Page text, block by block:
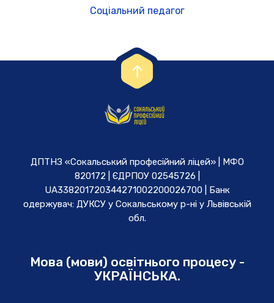
Соціальний педагог
ДПТНЗ «Сокальський професійний ліцей» | МФО
820172 | ЄДРПОУ 02545726 |
UA338201720344271002200026700 | Банк
одержувач: ДУКСУ у Cокальському р-ні у Львівській
обл.
Мова (мови) освітнього процесу -
УКРАЇНСЬКА.